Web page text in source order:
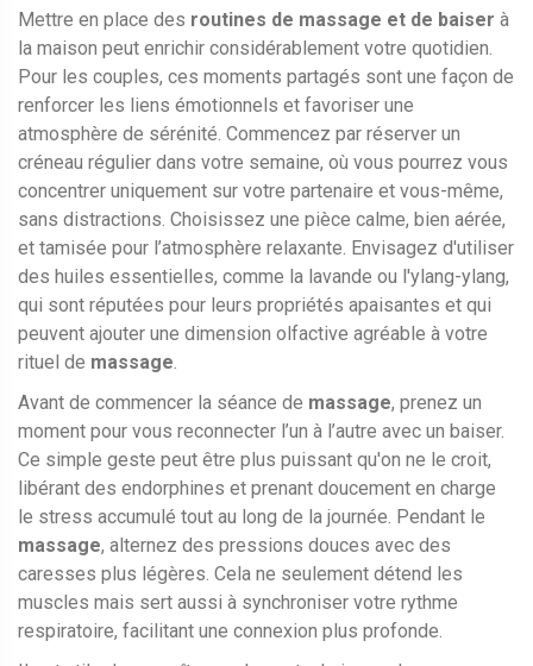
Mettre en place des routines de massage et de baiser à
la maison peut enrichir considérablement votre quotidien.
Pour les couples, ces moments partagés sont une façon de
renforcer les liens émotionnels et favoriser une
atmosphère de sérénité. Commencez par réserver un
créneau régulier dans votre semaine, où vous pourrez vous
concentrer uniquement sur votre partenaire et vous-même,
sans distractions. Choisissez une pièce calme, bien aérée,
et tamisée pour l’atmosphère relaxante. Envisagez d'utiliser
des huiles essentielles, comme la lavande ou l'ylang-ylang,
qui sont réputées pour leurs propriétés apaisantes et qui
peuvent ajouter une dimension olfactive agréable à votre
rituel de massage.
Avant de commencer la séance de massage, prenez un
moment pour vous reconnecter l’un à l’autre avec un baiser.
Ce simple geste peut être plus puissant qu'on ne le croit,
libérant des endorphines et prenant doucement en charge
le stress accumulé tout au long de la journée. Pendant le
massage, alternez des pressions douces avec des
caresses plus légères. Cela ne seulement détend les
muscles mais sert aussi à synchroniser votre rythme
respiratoire, facilitant une connexion plus profonde.